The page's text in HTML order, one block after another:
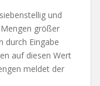
und
größer
durch Eingabe
auf diesen Wert
meldet der